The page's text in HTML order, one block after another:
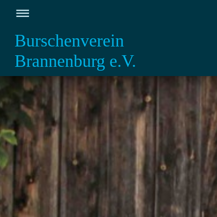
Burschenverein
Brannenburg e.V.